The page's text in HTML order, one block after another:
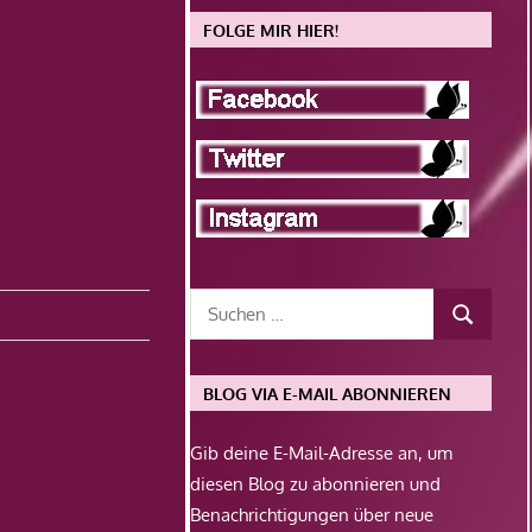
FOLGE MIR HIER!
BLOG VIA E-MAIL ABONNIEREN
Gib deine E-Mail-Adresse an, um
diesen Blog zu abonnieren und
Benachrichtigungen über neue